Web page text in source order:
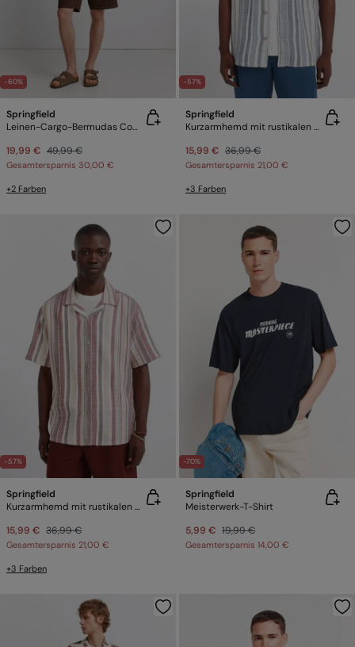
-60%
Springfield
Leinen-Cargo-Bermudas Comfort Fit
19,99 € 49,99 €
Gesamtersparnis 30,00 €
+2 Farben
-57%
Springfield
Kurzarmhemd mit rustikalen Streifen
15,99 € 36,99 €
Gesamtersparnis 21,00 €
+3 Farben
-57%
Springfield
Kurzarmhemd mit rustikalen Streifen
15,99 € 36,99 €
Gesamtersparnis 21,00 €
+3 Farben
-70%
Springfield
Meisterwerk-T-Shirt
5,99 € 19,99 €
Gesamtersparnis 14,00 €